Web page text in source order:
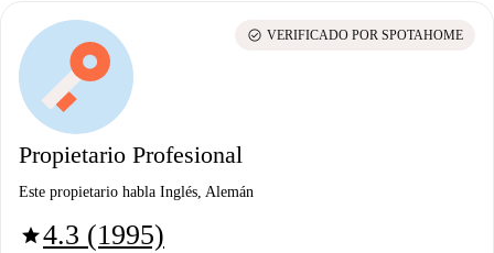
Propietario Profesional
Este propietario habla Inglés, Alemán
star4.3 (1995)
check_circle VERIFICADO POR SPOTAHOME